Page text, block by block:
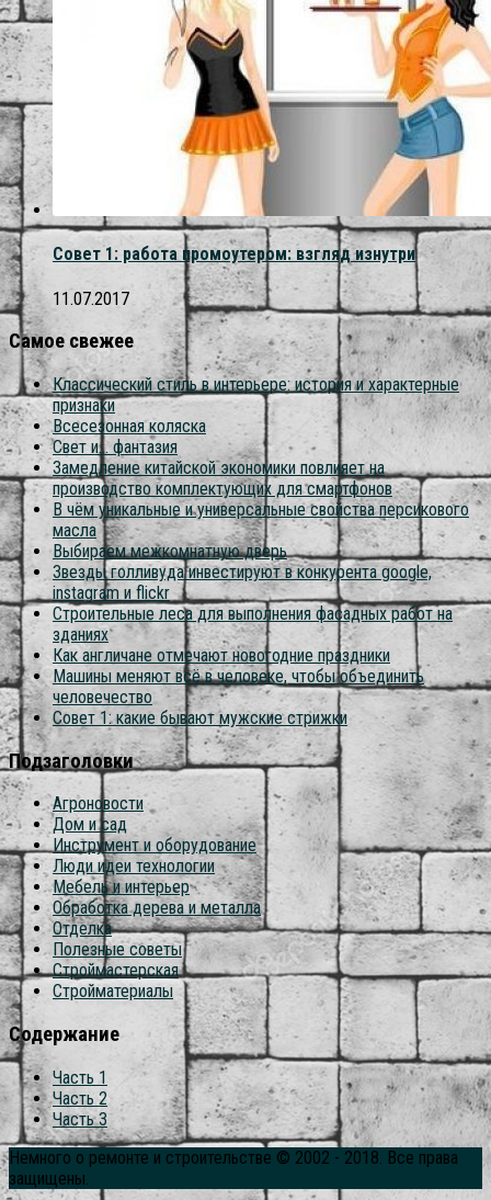
Совет 1: работа промоутером: взгляд изнутри
11.07.2017
Самое свежее
Классический стиль в интерьере: история и характерные
признаки
Всесезонная коляска
Свет и… фантазия
Замедление китайской экономики повлияет на
производство комплектующих для смартфонов
В чём уникальные и универсальные свойства персикового
масла
Выбираем межкомнатную дверь
Звезды голливуда инвестируют в конкурента google,
instagram и flickr
Строительные леса для выполнения фасадных работ на
зданиях
Как англичане отмечают новогодние праздники
Машины меняют всё в человеке, чтобы объединить
человечество
Совет 1: какие бывают мужские стрижки
Подзаголовки
Агроновости
Дом и сад
Инструмент и оборудование
Люди идеи технологии
Мебель и интерьер
Обработка дерева и металла
Отделка
Полезные советы
Строймастерская
Стройматериалы
Содержание
Часть 1
Часть 2
Часть 3
Немного о ремонте и строительстве © 2002 - 2018. Все права
защищены.